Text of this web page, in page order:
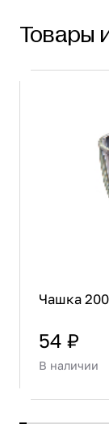
Товары
Чашка
54 ₽
В наличии